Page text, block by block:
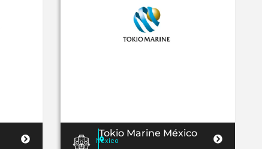
Tokio Marine México
México